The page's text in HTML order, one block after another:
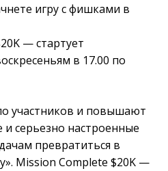
игру с фишками в
— стартует
в 17.00 по
участников и повышают
серьезно настроенные
превратиться в
Mission Complete $20K —